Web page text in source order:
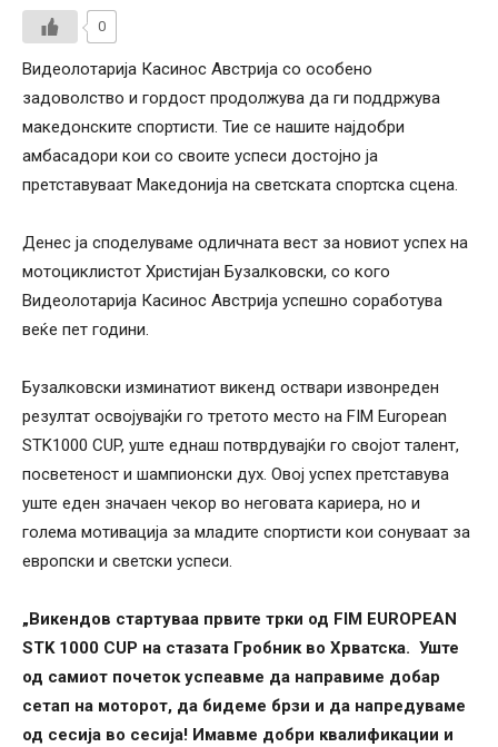
0
Видеолотарија Касинос Австрија со особено
задоволство и гордост продолжува да ги поддржува
македонските спортисти. Тие се нашите најдобри
амбасадори кои со своите успеси достојно ја
претставуваат Македонија на светската спортска сцена.
Денес ја споделуваме одличната вест за новиот успех на
мотоциклистот Христијан Бузалковски, со кого
Видеолотарија Касинос Австрија успешно соработува
веќе пет години.
Бузалковски изминатиот викенд оствари извонреден
резултат освојувајќи го третото место на FIM European
STK1000 CUP, уште еднаш потврдувајќи го својот талент,
посветеност и шампионски дух. Овој успех претставува
уште еден значаен чекор во неговата кариера, но и
голема мотивација за младите спортисти кои сонуваат за
европски и светски успеси.
„Викендов стартуваа првите трки од FIM EUROPEAN
STK 1000 CUP на стазата Гробник во Хрватска. Уште
од самиот почеток успеавме да направиме добар
сетап на моторот, да бидеме брзи и да напредуваме
од сесија во сесија! Имавме добри квалификации и